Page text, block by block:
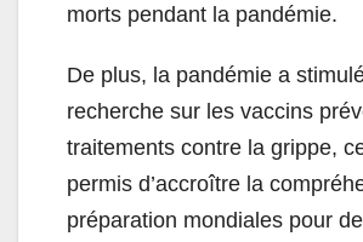
morts pendant la pandémie.
De plus, la pandémie a
recherche sur les vaccins
traitements contre la grippe,
permis d’accroître la
préparation mondiales pour